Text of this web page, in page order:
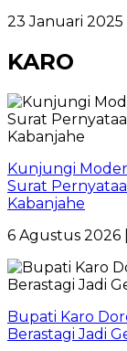
23 Januari 2025
KARO
Kunjungi
Surat
Kabanjahe
6 Agustus 2026
Bupati Karo
Berastagi Jadi